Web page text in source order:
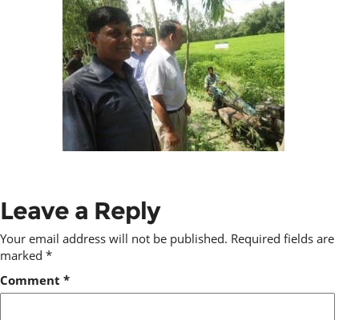
Leave a Reply
Your email address will not be published. Required fields are
marked *
Comment *